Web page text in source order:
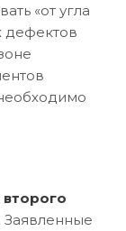
«от угла
дефектов
. Заявленные